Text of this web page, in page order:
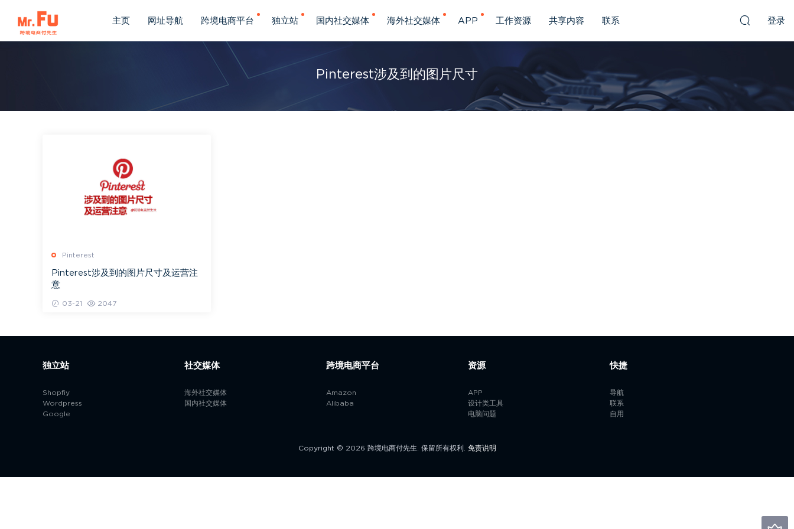
主页 网址导航 跨境电商平台 独立站 国内社交媒体 海外社交媒体 APP 工作资源 共享内容 联系 登录
Pinterest涉及到的图片尺寸
Pinterest
Pinterest涉及到的图片尺寸及运营注
意
03-21 2047
独立站
Shopfiy
Wordpress
Google
社交媒体
海外社交媒体
国内社交媒体
跨境电商平台
Amazon
Alibaba
资源
APP
设计类工具
电脑问题
快捷
导航
联系
自用
Copyright © 2026 跨境电商付先生. 保留所有权利. 免责说明